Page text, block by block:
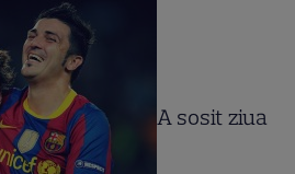
A sosit ziua